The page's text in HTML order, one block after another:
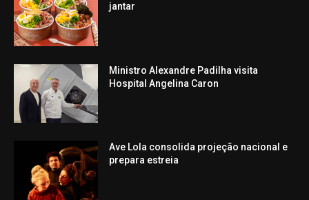
jantar
Ministro Alexandre Padilha visita
Hospital Angelina Caron
Ave Lola consolida projeção nacional e
prepara estreia